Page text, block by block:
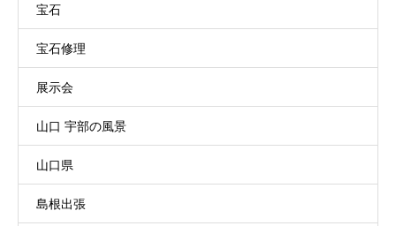
宝石
宝石修理
展示会
山口 宇部の風景
山口県
島根出張